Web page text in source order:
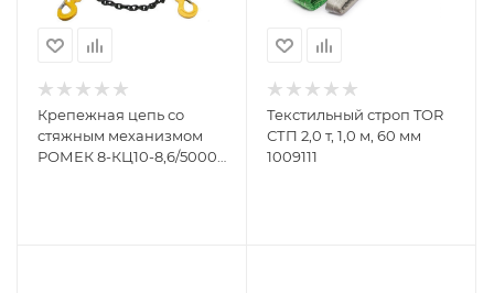
Крепежная цепь со
стяжным механизмом
РОМЕК 8-КЦ10-8,6/5000/
Текстильный строп TOR
СТП 2,0 т, 1,0 м, 60 мм
1009111